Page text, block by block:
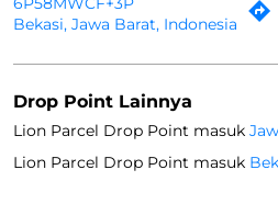
Bekasi, Jawa Barat, Indonesia
Drop Point Lainnya
Lion Parcel Drop Point masuk
Lion Parcel Drop Point masuk